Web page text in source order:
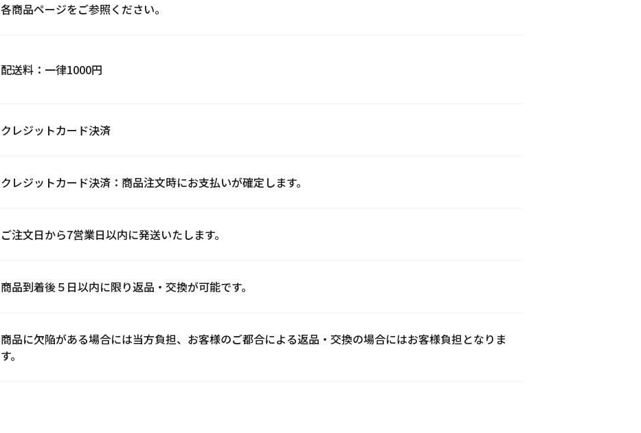
各商品ページをご参照ください。
配送料：一律1000円
クレジットカード決済
クレジットカード決済：商品注文時にお支払いが確定します。
ご注文日から7営業日以内に発送いたします。
商品到着後５日以内に限り返品・交換が可能です。
商品に欠陥がある場合には当方負担、お客様のご都合による返品・交換の場合にはお客様負担となりま
す。